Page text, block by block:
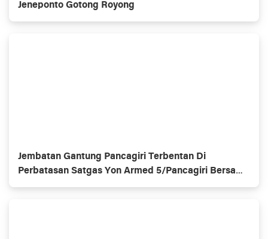
Jeneponto Gotong Royong
Jembatan Gantung Pancagiri Terbentan Di
Perbatasan Satgas Yon Armed 5/Pancagiri Bersama
Vertikal Rescue Dan PT MA/BDRMS